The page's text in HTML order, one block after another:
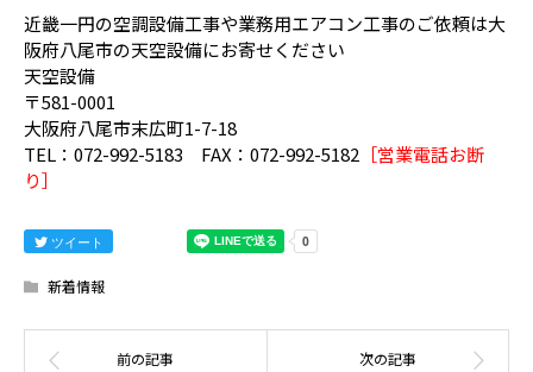
近畿一円の空調設備工事や業務用エアコン工事のご依頼は大
阪府八尾市の天空設備にお寄せください
天空設備
〒581-0001
大阪府八尾市末広町1-7-18
TEL：072-992-5183 FAX：072-992-5182 ［営業電話お断
り］
ツイート
新着情報